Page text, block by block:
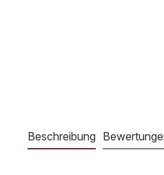
Beschreibung